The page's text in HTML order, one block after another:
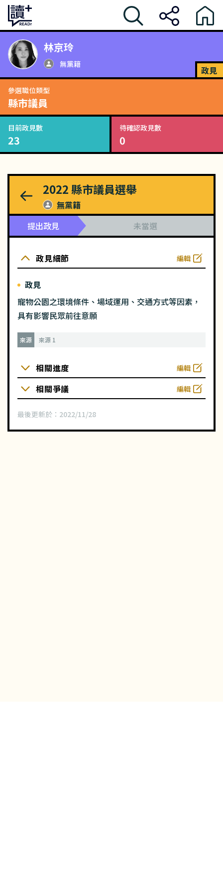
林京玲
無黨籍
政見
參選職位類型
縣市議員
目前政見數
23
待確認政見數
0
2022 縣市議員選舉
無黨籍
提出政見
未當選
政見細節 編輯
政見
寵物公園之環境條件、場域運用、交通方式等因素，
具有影響民眾前往意願
來源 來源 1
相關進度 編輯
相關爭議 編輯
最後更新於： 2022/11/28